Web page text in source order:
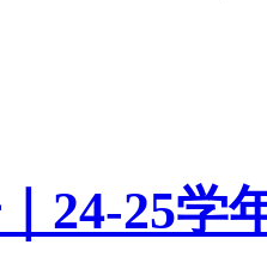
24-25学